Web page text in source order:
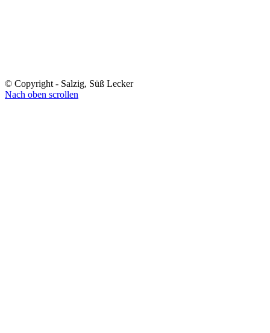
© Copyright - Salzig, Süß Lecker
Nach oben scrollen